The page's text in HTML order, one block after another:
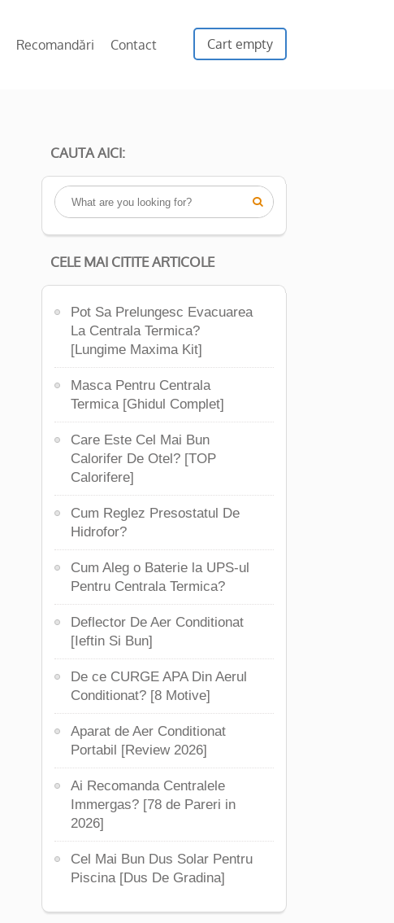
Cart empty
Recomandări Contact
CAUTA AICI:

CELE MAI CITITE ARTICOLE
Pot Sa Prelungesc Evacuarea
La Centrala Termica?
[Lungime Maxima Kit]
Masca Pentru Centrala
Termica [Ghidul Complet]
Care Este Cel Mai Bun
Calorifer De Otel? [TOP
Calorifere]
Cum Reglez Presostatul De
Hidrofor?
Cum Aleg o Baterie la UPS-ul
Pentru Centrala Termica?
Deflector De Aer Conditionat
[Ieftin Si Bun]
De ce CURGE APA Din Aerul
Conditionat? [8 Motive]
Aparat de Aer Conditionat
Portabil [Review 2026]
Ai Recomanda Centralele
Immergas? [78 de Pareri in
2026]
Cel Mai Bun Dus Solar Pentru
Piscina [Dus De Gradina]